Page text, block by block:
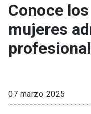
Facultades, escuelas e
institutos
Investigación
Extensión
Conoce
mujeres
07 marzo 2025